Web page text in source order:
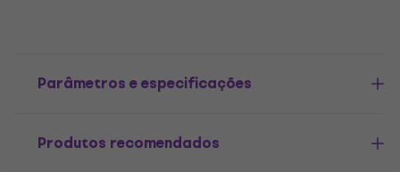
Parâmetros e especificações
Produtos recomendados